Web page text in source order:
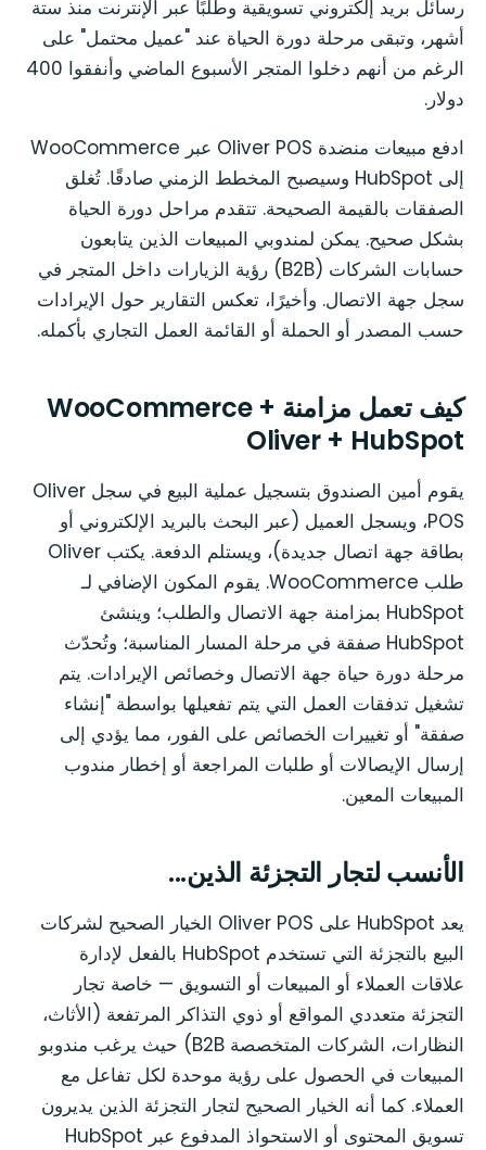
رسائل بريد إلكتروني تسويقية وطلبًا عبر الإنترنت منذ ستة
أشهر، وتبقى مرحلة دورة الحياة عند "عميل محتمل" على
الرغم من أنهم دخلوا المتجر الأسبوع الماضي وأنفقوا 400
دولار.
ادفع مبيعات منضدة Oliver POS عبر WooCommerce
إلى HubSpot وسيصبح المخطط الزمني صادقًا. تُغلق
الصفقات بالقيمة الصحيحة. تتقدم مراحل دورة الحياة
بشكل صحيح. يمكن لمندوبي المبيعات الذين يتابعون
حسابات الشركات (B2B) رؤية الزيارات داخل المتجر في
سجل جهة الاتصال. وأخيرًا، تعكس التقارير حول الإيرادات
حسب المصدر أو الحملة أو القائمة العمل التجاري بأكمله.
كيف تعمل مزامنة WooCommerce +
Oliver + HubSpot
يقوم أمين الصندوق بتسجيل عملية البيع في سجل Oliver
POS، ويسجل العميل (عبر البحث بالبريد الإلكتروني أو
بطاقة جهة اتصال جديدة)، ويستلم الدفعة. يكتب Oliver
طلب WooCommerce. يقوم المكون الإضافي لـ
HubSpot بمزامنة جهة الاتصال والطلب؛ وينشئ
HubSpot صفقة في مرحلة المسار المناسبة؛ وتُحدّث
مرحلة دورة حياة جهة الاتصال وخصائص الإيرادات. يتم
تشغيل تدفقات العمل التي يتم تفعيلها بواسطة "إنشاء
صفقة" أو تغييرات الخصائص على الفور، مما يؤدي إلى
إرسال الإيصالات أو طلبات المراجعة أو إخطار مندوب
المبيعات المعين.
الأنسب لتجار التجزئة الذين...
يعد HubSpot على Oliver POS الخيار الصحيح لشركات
البيع بالتجزئة التي تستخدم HubSpot بالفعل لإدارة
علاقات العملاء أو المبيعات أو التسويق — خاصة تجار
التجزئة متعددي المواقع أو ذوي التذاكر المرتفعة (الأثاث،
النظارات، الشركات المتخصصة B2B) حيث يرغب مندوبو
المبيعات في الحصول على رؤية موحدة لكل تفاعل مع
العملاء. كما أنه الخيار الصحيح لتجار التجزئة الذين يديرون
تسويق المحتوى أو الاستحواذ المدفوع عبر HubSpot